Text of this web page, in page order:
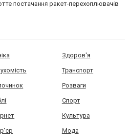
постачання ракет-перехоплювачів
Здоров'я
Транспорт
Розваги
Спорт
Культура
Мода